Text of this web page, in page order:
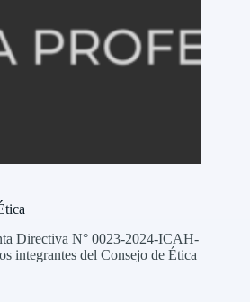
Directiva N° 0023-2024-ICAH-
integrantes del Consejo de Ética